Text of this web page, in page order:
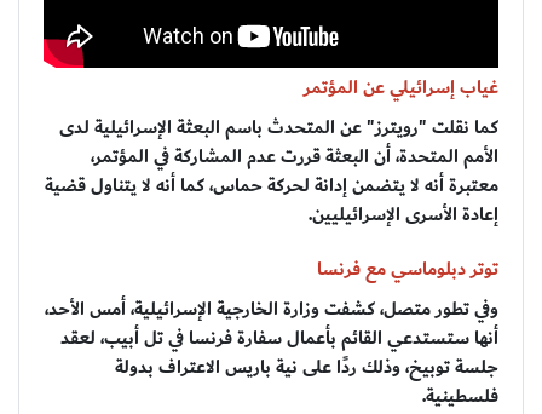
غياب إسرائيلي عن المؤتمر
كما نقلت "رويترز" عن المتحدث باسم البعثة الإسرائيلية لدى
الأمم المتحدة، أن البعثة قررت عدم المشاركة في المؤتمر،
معتبرة أنه لا يتضمن إدانة لحركة حماس، كما أنه لا يتناول قضية
إعادة الأسرى الإسرائيليين.
توتر دبلوماسي مع فرنسا
وفي تطور متصل، كشفت وزارة الخارجية الإسرائيلية، أمس الأحد،
أنها ستستدعي القائم بأعمال سفارة فرنسا في تل أبيب، لعقد
جلسة توبيخ، وذلك ردًا على نية باريس الاعتراف بدولة
فلسطينية.